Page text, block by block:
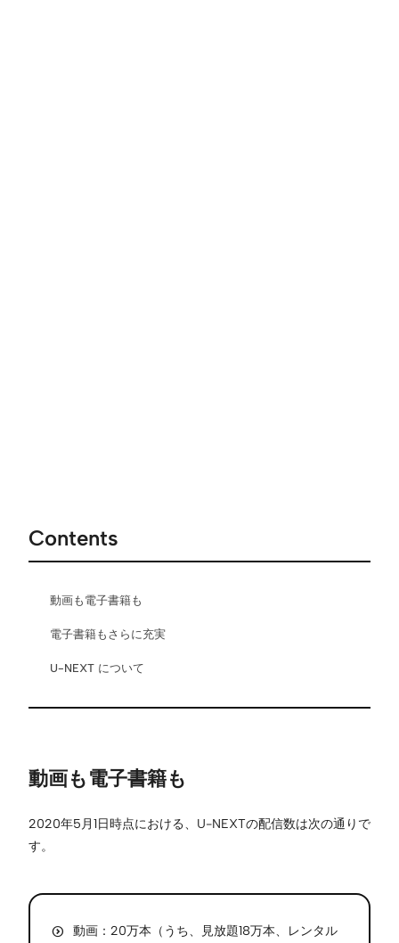
Contents
動画も電子書籍も
電子書籍もさらに充実
U-NEXT について
動画も電子書籍も
2020年5月1日時点における、U-NEXTの配信数は次の通りで
す。
動画：20万本（うち、見放題18万本、レンタル